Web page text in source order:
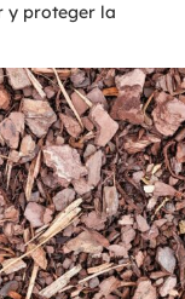
y proteger la